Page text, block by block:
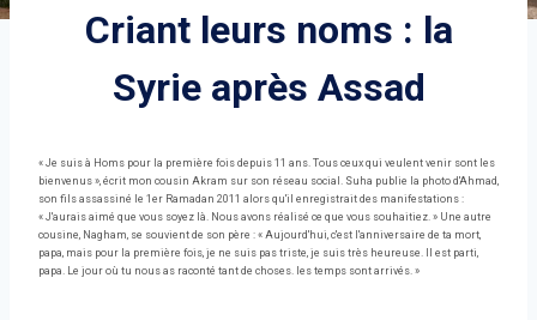
Criant leurs noms : la
Syrie après Assad
« Je suis à Homs pour la première fois depuis 11 ans. Tous ceux qui veulent venir sont les
bienvenus », écrit mon cousin Akram sur son réseau social. Suha publie la photo d'Ahmad,
son fils assassiné le 1er Ramadan 2011 alors qu'il enregistrait des manifestations :
« J'aurais aimé que vous soyez là. Nous avons réalisé ce que vous souhaitiez. » Une autre
cousine, Nagham, se souvient de son père : « Aujourd'hui, c'est l'anniversaire de ta mort,
papa, mais pour la première fois, je ne suis pas triste, je suis très heureuse. Il est parti,
papa. Le jour où tu nous as raconté tant de choses. les temps sont arrivés. »